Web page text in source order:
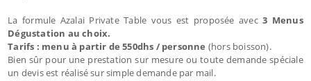
La formule Azalai Private Table vous est proposée avec3 Menus
Dégustation au choix.
Tarifs : menu à partir de 550dhs / personne (hors boisson).
Bien sûr pour une prestation sur mesure ou toute demande spéciale
un devis est réalisé sur simple demande par mail.